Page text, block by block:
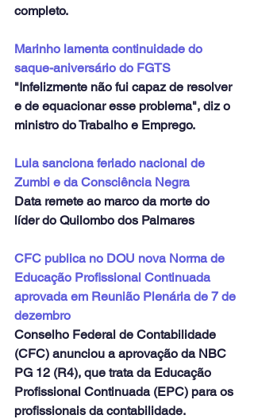
completo.
Marinho lamenta continuidade do
saque-aniversário do FGTS
"Infelizmente não fui capaz de resolver
e de equacionar esse problema", diz o
ministro do Trabalho e Emprego.
Lula sanciona feriado nacional de
Zumbi e da Consciência Negra
Data remete ao marco da morte do
líder do Quilombo dos Palmares
CFC publica no DOU nova Norma de
Educação Profissional Continuada
aprovada em Reunião Plenária de 7 de
dezembro
Conselho Federal de Contabilidade
(CFC) anunciou a aprovação da NBC
PG 12 (R4), que trata da Educação
Profissional Continuada (EPC) para os
profissionais da contabilidade.